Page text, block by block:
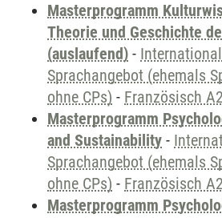
Masterprogramm
Theorie und Geschichte
(auslaufend) -
Sprachangebot (ehemals
ohne CPs) - Französisch A2
Masterprogramm
and Sustainability -
Sprachangebot (ehemals
ohne CPs) - Französisch A2
Masterprogramm